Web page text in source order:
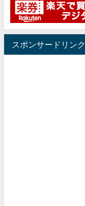
スポンサードリンク